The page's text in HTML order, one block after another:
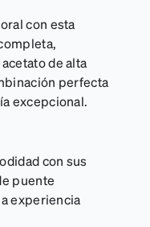
con esta
de alta
perfecta
excepcional.
con sus
puente
experiencia